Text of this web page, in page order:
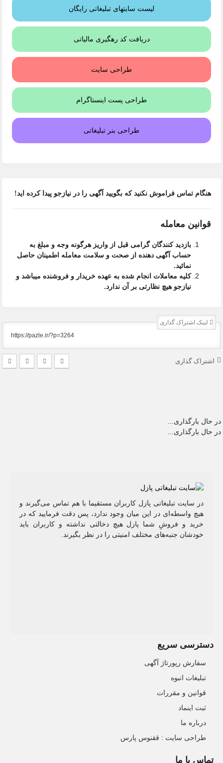
لیست سایتهای تبلیغاتی رایگان
دریافت کد رهگیری مالیاتی
طراحی سایت
طراحی پست اینستاگرام
طراحی بنر تبلیغاتی
هنگام تماس فراموش نکنید که بگویید آگهی را درنیازجوپیدا کرده اید!
قوانین معامله
بازدید کنندگان گرامی قبل از واریز هرگونه وجه و مبلغ به
حساب آگهی دهنده از صحت و سلامت معامله اطمینان حاصل
نمائید.
کلیه معاملات انجام شده به عهده خریدار و فروشنده میباشد و
نیازجو هیچ نظارتی بر آن ندارد.
لینک اشتراک گذاری
اشتراک گذاری
در حال بارگذاری...
در حال بارگذاری...
در سایت تبلیغاتی پازل کاربران مستقیما با هم تماس می‌گیرند و
هیچ واسطه‌ای در این میان وجود ندارد، پس دقت فرمایید که در
خرید و فروشِ شما پازل هیچ دخالتی نداشته و کاربران باید
خودشان جنبه‌های مختلف امنیتی را در نظر بگیرند.
دسترسی سریع
سفارش رپورتاژ آگهی
تبلیغات انبوه
قوانین و مقررات
ثبت اینماد
درباره ما
طراحی سایت : ققنوس پارس
تماس با ما